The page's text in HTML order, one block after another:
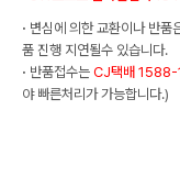
· 변심에 의한 교환이나 반
품 진행 지연될수 있습니다.
· 반품접수는 CJ택배
야 빠른처리가 가능합니다.)